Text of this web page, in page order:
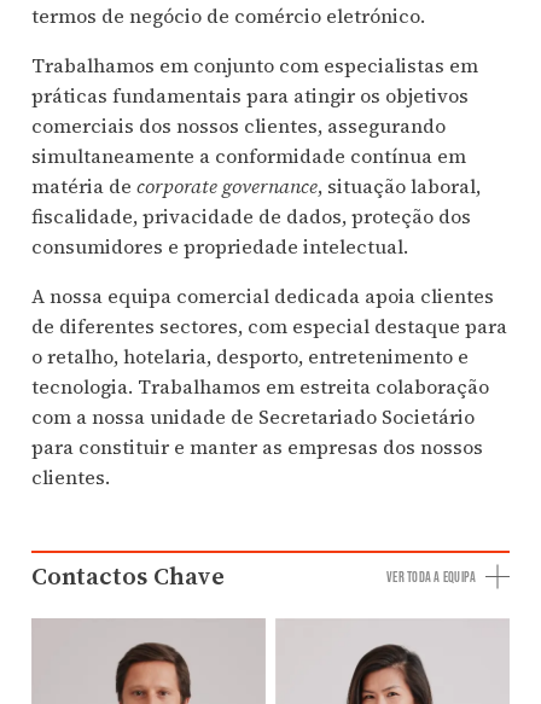
termos de negócio de comércio eletrónico.
Trabalhamos em conjunto com especialistas em
práticas fundamentais para atingir os objetivos
comerciais dos nossos clientes, assegurando
simultaneamente a conformidade contínua em
matéria decorporate governance, situação laboral,
fiscalidade, privacidade de dados, proteção dos
consumidores e propriedade intelectual.
A nossa equipa comercial dedicada apoia clientes
de diferentes sectores, com especial destaque para
o retalho, hotelaria, desporto, entretenimento e
tecnologia. Trabalhamos em estreita colaboração
com a nossa unidade de Secretariado Societário
para constituir e manter as empresas dos nossos
clientes.
Contactos Chave VER TODA A EQUIPA